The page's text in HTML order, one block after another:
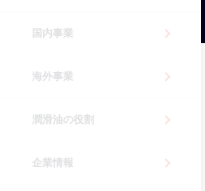
国内事業
海外事業
潤滑油の役割
企業情報